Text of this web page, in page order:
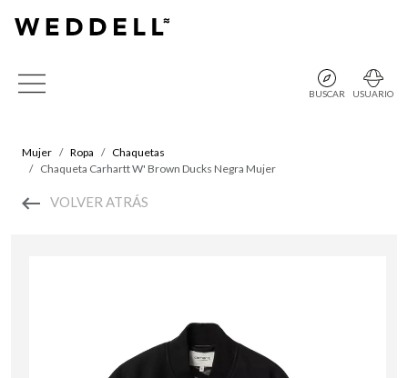
BUSCAR USUARIO
Mujer Ropa
Chaquetas
Chaqueta Carhartt W' Brown Ducks Negra Mujer
VOLVER ATRÁS